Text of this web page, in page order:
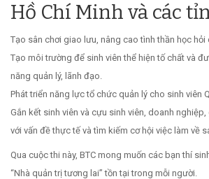
Hồ Chí Minh và các
Tạo sân chơi giao lưu, nâng cao tình thần học hỏi
Tạo môi trường để sinh viên thể hiện tố chất và
năng quản lý, lãnh đạo.
Phát triển năng lực tổ chức quản lý cho sinh viên
Gắn kết sinh viên và cựu sinh viên, doanh
với vấn đề thực tế và tìm kiếm cơ hội việc làm về
Qua cuộc thi này, BTC mong muốn các bạn thí
“Nhà quản trị tương lai” tồn tại trong mỗi người.